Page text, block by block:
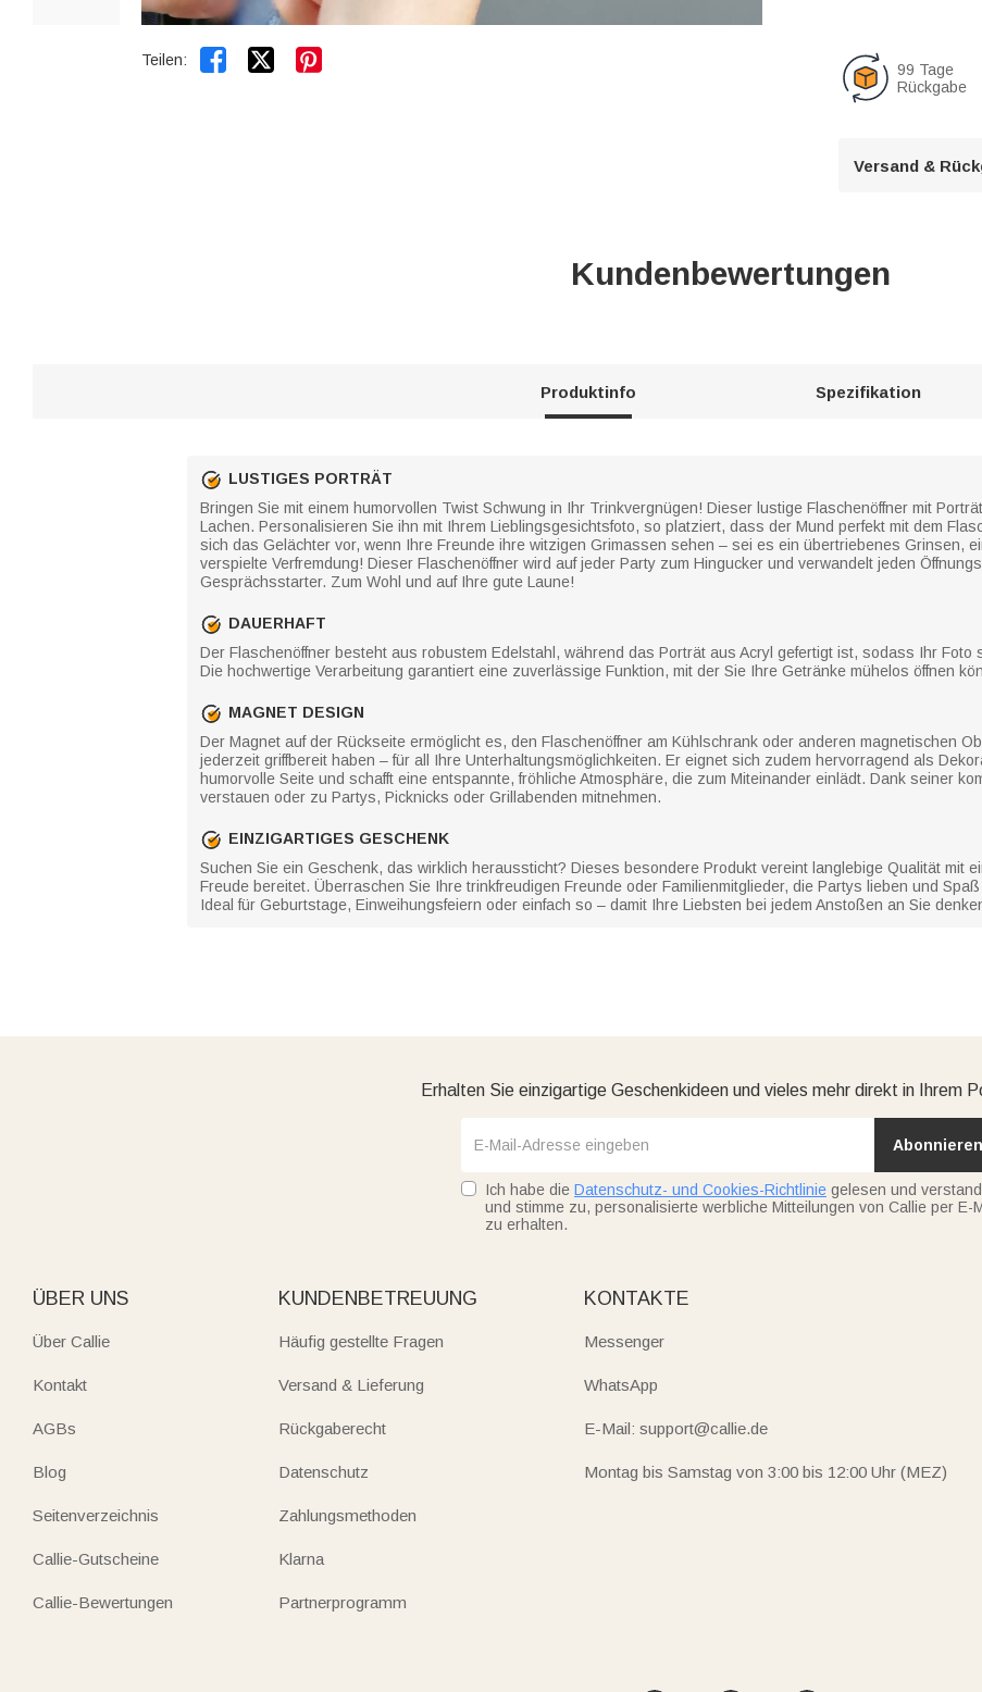
Teilen:  
99 Tage
Rückgabe
Versand &
Kundenbewertungen
Produktinfo Spezifikation
LUSTIGES PORTRÄT
Bringen Sie mit einem humorvollen Twist Schwung in Ihr Trinkvergnügen! Dieser lustige Flaschenöffner mit
Lachen. Personalisieren Sie ihn mit Ihrem Lieblingsgesichtsfoto, so platziert, dass der Mund perfekt mit dem
sich das Gelächter vor, wenn Ihre Freunde ihre witzigen Grimassen sehen – sei es ein übertriebenes Grinsen,
verspielte Verfremdung! Dieser Flaschenöffner wird auf jeder Party zum Hingucker und verwandelt jeden
Gesprächsstarter. Zum Wohl und auf Ihre gute Laune!
DAUERHAFT
Der Flaschenöffner besteht aus robustem Edelstahl, während das Porträt aus Acryl gefertigt ist, sodass Ihr Foto
Die hochwertige Verarbeitung garantiert eine zuverlässige Funktion, mit der Sie Ihre Getränke mühelos öffnen
MAGNET DESIGN
Der Magnet auf der Rückseite ermöglicht es, den Flaschenöffner am Kühlschrank oder anderen magnetischen
jederzeit griffbereit haben – für all Ihre Unterhaltungsmöglichkeiten. Er eignet sich zudem hervorragend als
humorvolle Seite und schafft eine entspannte, fröhliche Atmosphäre, die zum Miteinander einlädt. Dank seiner
verstauen oder zu Partys, Picknicks oder Grillabenden mitnehmen.
EINZIGARTIGES GESCHENK
Suchen Sie ein Geschenk, das wirklich heraussticht? Dieses besondere Produkt vereint langlebige Qualität mit
Freude bereitet. Überraschen Sie Ihre trinkfreudigen Freunde oder Familienmitglieder, die Partys lieben und
Ideal für Geburtstage, Einweihungsfeiern oder einfach so – damit Ihre Liebsten bei jedem Anstoßen an Sie
Erhalten Sie einzigartige Geschenkideen und vieles mehr direkt in Ihrem
Abonnieren
Ich habe die Datenschutz- und Cookies-Richtlinie gelesen und
und stimme zu, personalisierte werbliche Mitteilungen von Callie per E-
zu erhalten.
ÜBER UNS
Über Callie
Kontakt
AGBs
Blog
Seitenverzeichnis
Callie-Gutscheine
Callie-Bewertungen
KUNDENBETREUUNG
Häufig gestellte Fragen
Versand & Lieferung
Rückgaberecht
Datenschutz
Zahlungsmethoden
Klarna
Partnerprogramm
KONTAKTE
Messenger
WhatsApp
E-Mail: support@callie.de
Montag bis Samstag von 3:00 bis 12:00 Uhr (MEZ)